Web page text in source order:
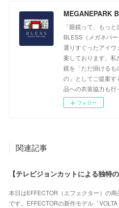
「眼鏡って、もっ
BLESS（メガネパ
選りすぐったアイウ
案しております。私
鏡を「ただ掛けるも
の」としてご提案
品への衣装協力も行
フォロー
関連記事
本日はEFFECTOR（エフェクター）の商
です。EFFECTORの新作モデル「VOLTA